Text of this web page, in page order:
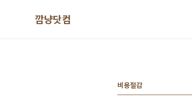
깜냥닷컴
비용절감